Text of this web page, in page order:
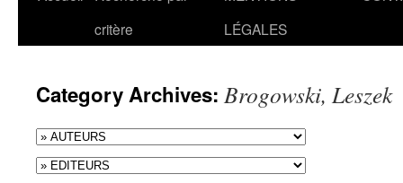
critère
LÉGALES
Category Archives: Brogowski, Leszek